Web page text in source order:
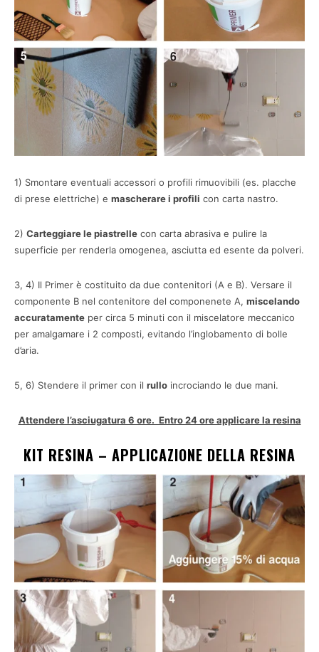
1) Smontare eventuali accessori o profili rimuovibili (es. placche
di prese elettriche) e mascherare i profili con carta nastro.
2) Carteggiare le piastrelle con carta abrasiva e pulire la
superficie per renderla omogenea, asciutta ed esente da polveri.
3, 4) Il Primer è costituito da due contenitori (A e B). Versare il
componente B nel contenitore del componenete A, miscelando
accuratamente per circa 5 minuti con il miscelatore meccanico
per amalgamare i 2 composti, evitando l’inglobamento di bolle
d’aria.
5, 6) Stendere il primer con il rullo incrociando le due mani.
Attendere l’asciugatura 6 ore. Entro 24 ore applicare la resina
KIT RESINA – APPLICAZIONE DELLA RESINA